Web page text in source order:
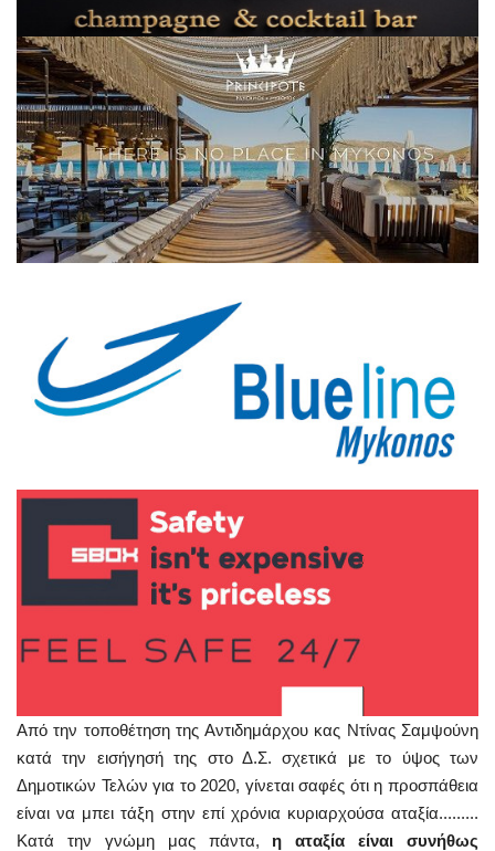
Elections 2023
Γλώσσα
Ελληνικά English
Από την τοποθέτηση της Αντιδημάρχου κας Ντίνας Σαμψούνη
κατά την εισήγησή της στο Δ.Σ. σχετικά με το ύψος των
Δημοτικών Τελών για το 2020, γίνεται σαφές ότι η προσπάθεια
είναι να μπει τάξη στην επί χρόνια κυριαρχούσα αταξία.........
Κατά την γνώμη μας πάντα, η αταξία είναι συνήθως